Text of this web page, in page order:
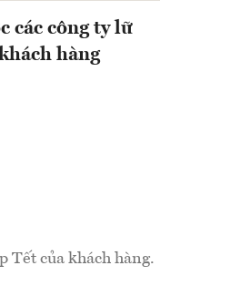
các công ty lữ
hàng
Tết của khách hàng.